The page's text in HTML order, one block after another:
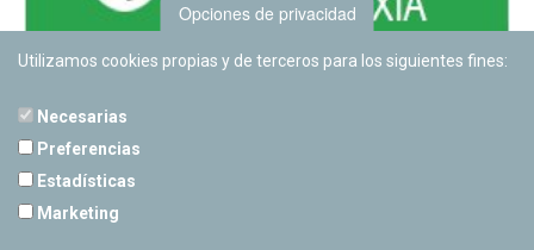
Opciones de privacidad
Utilizamos cookies propias y de terceros para los siguientes fines:
Necesarias
Preferencias
Estadísticas
Marketing